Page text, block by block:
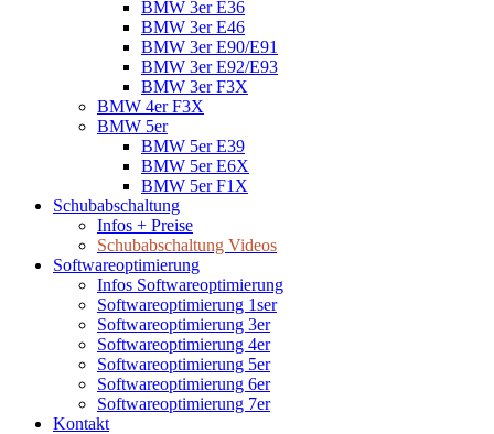
BMW 3er E36
BMW 3er E46
BMW 3er E90/E91
BMW 3er E92/E93
BMW 3er F3X
BMW 4er F3X
BMW 5er
BMW 5er E39
BMW 5er E6X
BMW 5er F1X
Schubabschaltung
Infos + Preise
Schubabschaltung Videos
Softwareoptimierung
Infos Softwareoptimierung
Softwareoptimierung 1ser
Softwareoptimierung 3er
Softwareoptimierung 4er
Softwareoptimierung 5er
Softwareoptimierung 6er
Softwareoptimierung 7er
Kontakt